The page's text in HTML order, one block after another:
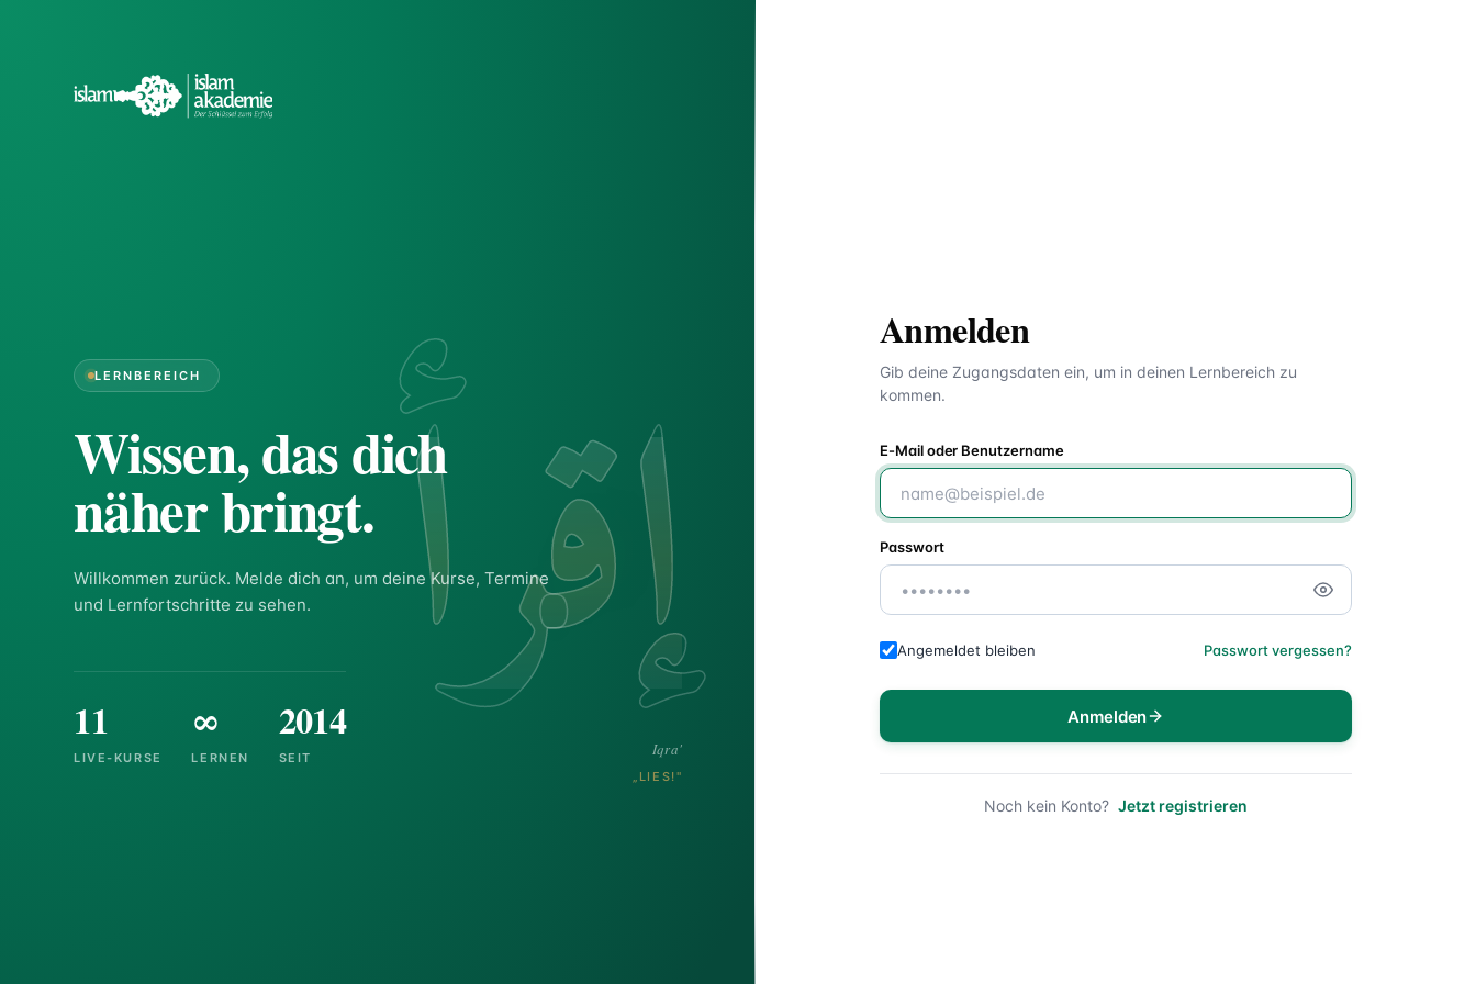
إقرأ
Iqra'
„LIES!"
LERNBEREICH
Wissen, das dich
näher bringt.
Willkommen zurück. Melde dich an, um deine Kurse, Termine
und Lernfortschritte zu sehen.
11
LIVE-KURSE
∞
LERNEN
2014
SEIT
Anmelden
Gib deine Zugangsdaten ein, um in deinen Lernbereich zu
kommen.
E-Mail oder Benutzername
Passwort
Angemeldet bleiben Passwort vergessen?
Anmelden
Noch kein Konto? Jetzt registrieren